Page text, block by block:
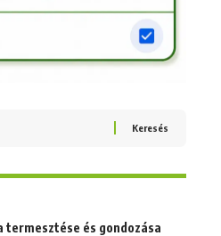
termesztése és gondozása